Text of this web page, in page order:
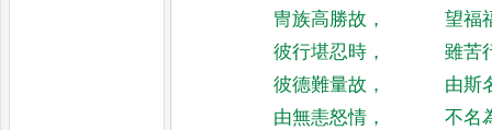
冑族高勝故 ，
望福
彼行堪忍時 ，
雖苦
彼德難量故 ，
由斯
由無恚怒情 ，
不名